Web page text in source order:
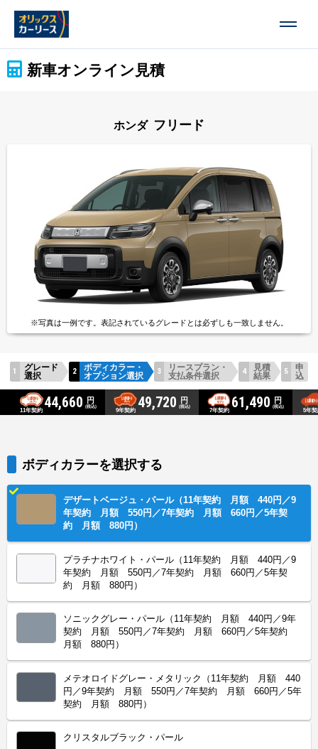
新車オンライン見積
ホンダ フリード
※写真は一例です。 表記されているグレードとは必ずしも一致しません。
グレード
選択
ボディカラー・
オプション選択
リースプラン・
支払条件選択
見積
結果
申
込
11年契約 44,660 円
(税込)
9年契約 49,720 円
(税込)
7年契約 61,490 円
(税込)
5年
ボディカラーを選択する
デザートベージュ・パール（11年契約 月額 440円／9
年契約 月額 550円／7年契約 月額 660円／5年契
約 月額 880円）
プラチナホワイト・パール（11年契約 月額 440円／9
年契約 月額 550円／7年契約 月額 660円／5年契
約 月額 880円）
ソニックグレー・パール（11年契約 月額 440円／9年
契約 月額 550円／7年契約 月額 660円／5年契約
月額 880円）
メテオロイドグレー・メタリック（11年契約 月額 440
円／9年契約 月額 550円／7年契約 月額 660円／5年
契約 月額 880円）
クリスタルブラック・パール